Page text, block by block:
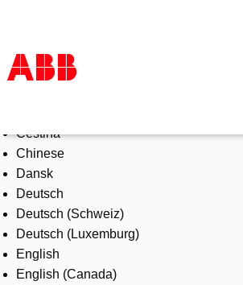
Products & Solutions
Industries
Services
About us
Where to buy
Contact us
Careers
Čeština
Chinese
Dansk
Deutsch
Deutsch (Schweiz)
Deutsch (Luxemburg)
English
English (Canada)